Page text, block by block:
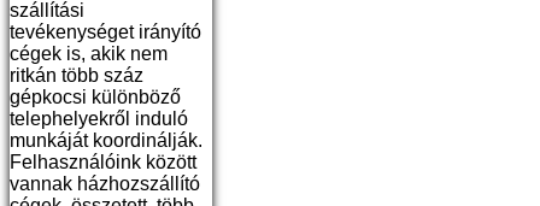
szállítási
tevékenységet irányító
cégek is, akik nem
ritkán több száz
gépkocsi különböző
telephelyekről induló
munkáját koordinálják.
Felhasználóink között
vannak házhozszállító